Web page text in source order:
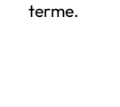
terme.